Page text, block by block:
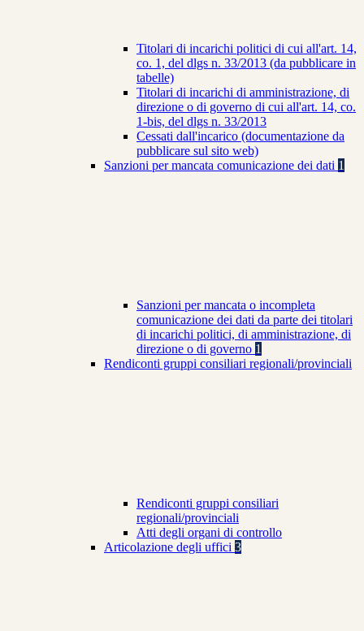
Titolari di incarichi politici di cui all'art. 14,
co. 1, del dlgs n. 33/2013 (da pubblicare in
tabelle)
Titolari di incarichi di amministrazione, di
direzione o di governo di cui all'art. 14, co.
1-bis, del dlgs n. 33/2013
Cessati dall'incarico (documentazione da
pubblicare sul sito web)
Sanzioni per mancata comunicazione dei dati 1
Sanzioni per mancata o incompleta
comunicazione dei dati da parte dei titolari
di incarichi politici, di amministrazione, di
direzione o di governo 1
Rendiconti gruppi consiliari regionali/provinciali
Rendiconti gruppi consiliari
regionali/provinciali
Atti degli organi di controllo
Articolazione degli uffici 3